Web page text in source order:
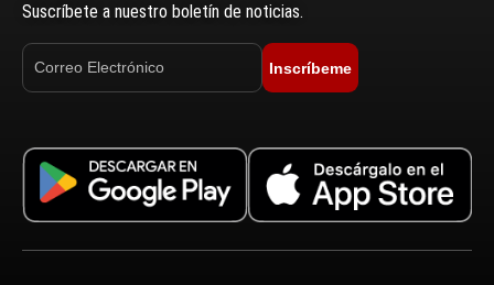
Suscríbete a nuestro boletín de noticias.
Inscríbeme